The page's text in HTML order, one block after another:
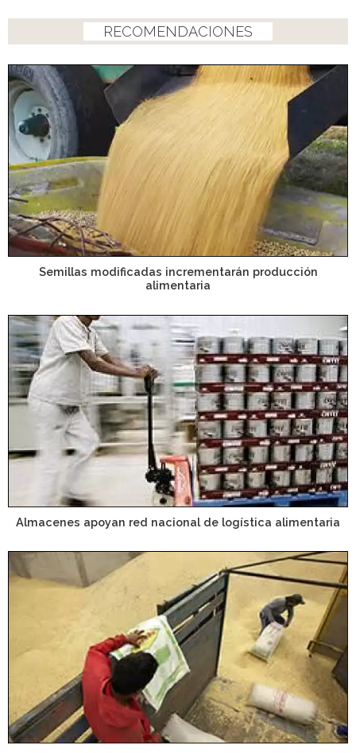
RECOMENDACIONES
Semillas modificadas incrementarán producción
alimentaria
Almacenes apoyan red nacional de logística alimentaria